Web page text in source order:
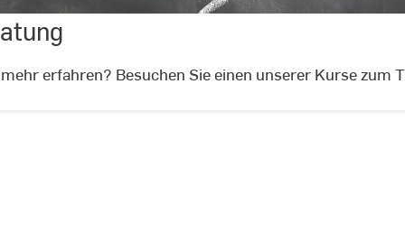
©
Geralt
@
erfahren? Besuchen Sie einen unserer Kurse zum